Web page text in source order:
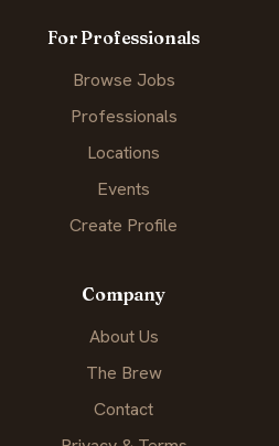
For Professionals
Browse Jobs
Professionals
Locations
Events
Create Profile
Company
About Us
The Brew
Contact